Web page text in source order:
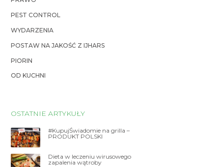
PEST CONTROL
WYDARZENIA
POSTAW NA JAKOŚĆ Z IJHARS
PIORIN
OD KUCHNI
OSTATNIE ARTYKUŁY
#KupujŚwiadomie na grilla –
PRODUKT POLSKI
Dieta w leczeniu wirusowego
zapalenia wątroby